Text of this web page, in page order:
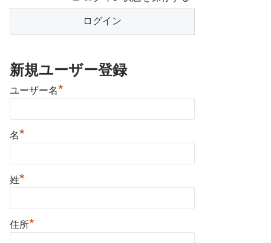
新規ユーザー登録
ユーザー名*
名*
姓*
住所*